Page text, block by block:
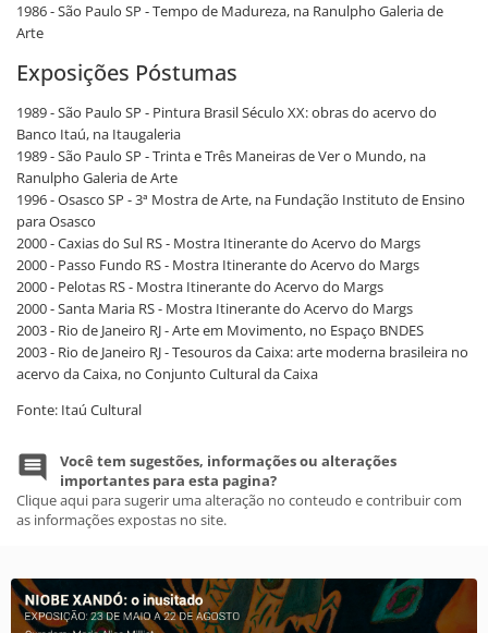
1986 - São Paulo SP - Tempo de Madureza, na Ranulpho Galeria de
Arte
Exposições Póstumas
1989 - São Paulo SP - Pintura Brasil Século XX: obras do acervo do
Banco Itaú, na Itaugaleria
1989 - São Paulo SP - Trinta e Três Maneiras de Ver o Mundo, na
Ranulpho Galeria de Arte
1996 - Osasco SP - 3ª Mostra de Arte, na Fundação Instituto de Ensino
para Osasco
2000 - Caxias do Sul RS - Mostra Itinerante do Acervo do Margs
2000 - Passo Fundo RS - Mostra Itinerante do Acervo do Margs
2000 - Pelotas RS - Mostra Itinerante do Acervo do Margs
2000 - Santa Maria RS - Mostra Itinerante do Acervo do Margs
2003 - Rio de Janeiro RJ - Arte em Movimento, no Espaço BNDES
2003 - Rio de Janeiro RJ - Tesouros da Caixa: arte moderna brasileira no
acervo da Caixa, no Conjunto Cultural da Caixa
Fonte: Itaú Cultural
Você tem sugestões, informações ou alterações
importantes para esta pagina?
Clique aqui para sugerir uma alteração no conteudo e contribuir com
as informações expostas no site.